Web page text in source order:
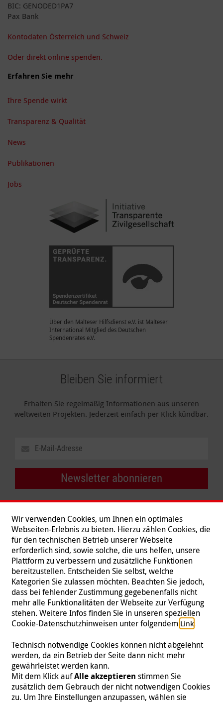
BIC: GENODED1PA7
Pax Bank
Kontodaten Österreich und Schweiz
Oder direkt online spenden.
Erfahren Sie mehr
Ihre Spende wirkt
Transparenz & Qualität
News
Publikationen
Jobs
Über den Malteser Hilfsdienst e.V. ist Malteser
International Mitglied des Deutschen
Spendenrates e.V.
Bleiben Sie informiert
Erhalten Sie regelmäßig Informationen aus unseren
weltweiten Projekten. Jederzeit einfach per Klick kündbar.
Newsletter abonnieren
Folgen Sie uns
Impressum | Datenschutz | Kontakt | Presse
© 2026 Malteser International
Wir verwenden Cookies, um Ihnen ein optimales
Webseiten-Erlebnis zu bieten. Hierzu zählen Cookies, die
für den technischen Betrieb unserer Webseite
erforderlich sind, sowie solche, die uns helfen, unsere
Plattform zu verbessern und zusätzliche Funktionen
bereitzustellen. Entscheiden Sie selbst, welche
Kategorien Sie zulassen möchten. Beachten Sie jedoch,
dass bei fehlender Zustimmung gegebenenfalls nicht
mehr alle Funktionalitäten der Webseite zur Verfügung
stehen. Weitere Infos finden Sie in unseren speziellen
Cookie-Datenschutzhinweisen unter folgendem Link.
Technisch notwendige Cookies können nicht abgelehnt
werden, da ein Betrieb der Seite dann nicht mehr
gewährleistet werden kann.
Mit dem Klick aufAlle akzeptieren stimmen Sie
zusätzlich dem Gebrauch der nicht notwendigen Cookies
zu. Um Ihre Einstellungen anzupassen, wählen sie